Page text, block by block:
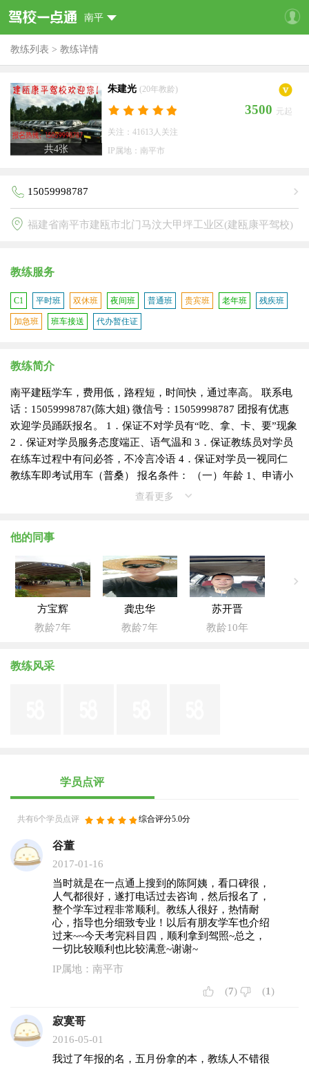
南平
教练列表 > 教练详情
共4张
朱建光 (20年教龄)
3500 元起
关注：41613人关注
IP属地：南平市
15059998787
福建省南平市建瓯市北门马汶大甲坪工业区(建瓯康平驾校)
教练服务
C1 平时班 双休班 夜间班 普通班 贵宾班 老年班 残疾班
加急班 班车接送 代办暂住证
教练简介
南平建瓯学车，费用低，路程短，时间快，通过率高。 联系电
话：15059998787(陈大姐) 微信号：15059998787 团报有优惠
欢迎学员踊跃报名。 1．保证不对学员有“吃、拿、卡、要”现象
2．保证对学员服务态度端正、语气温和 3．保证教练员对学员
在练车过程中有问必答，不冷言冷语 4．保证对学员一视同仁
教练车即考试用车（普桑） 报名条件： （一）年龄 1、申请小
型汽车（C1）在18周岁以上-70周岁以下，大型货车（B2）需年
查看更多
他的同事
方宝辉
教龄7年
龚忠华
教龄7年
苏开晋
教龄10年
教练风采
学员点评
共有6个学员点评 综合评分5.0分
谷董
2017-01-16
当时就是在一点通上搜到的陈阿姨，看口碑很，
人气都很好，遂打电话过去咨询，然后报名了，
整个学车过程非常顺利。教练人很好，热情耐
心，指导也分细致专业！以后有朋友学车也介绍
过来~~今天考完科目四，顺利拿到驾照~总之，
一切比较顺利也比较满意~谢谢~
IP属地：南平市
(7) (1)
寂寞哥
2016-05-01
我过了年报的名，五月份拿的本，教练人不错很